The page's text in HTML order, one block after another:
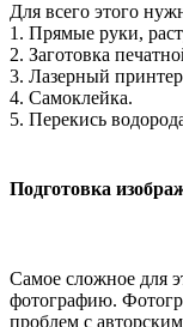
Для всего этого
1. Прямые руки,
2. Заготовка
3. Лазерный
4. Самоклейка.
5. Перекись
Подготовка
Самое сложное для
фотографию.
проблем с